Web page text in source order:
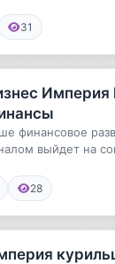
31
Империя
финансовое
выйдет на
28